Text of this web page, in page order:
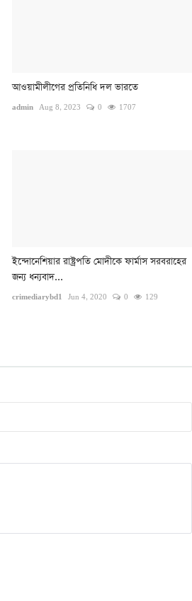
আওয়ামীলীগের প্রতিনিধি দল ভারতে
admin Aug 8, 2023 0 1707
ইন্দোনেশিয়ার রাষ্ট্রপতি মোদীকে ফার্মাস সরবরাহের
জন্য ধন্যবাদ...
crimediarybd1 Jun 4, 2020 0 129